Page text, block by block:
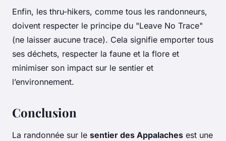
Enfin, les thru-hikers, comme tous les randonneurs,
doivent respecter le principe du "Leave No Trace"
(ne laisser aucune trace). Cela signifie emporter tous
ses déchets, respecter la faune et la flore et
minimiser son impact sur le sentier et
l’environnement.
Conclusion
La randonnée sur le sentier des Appalaches est une